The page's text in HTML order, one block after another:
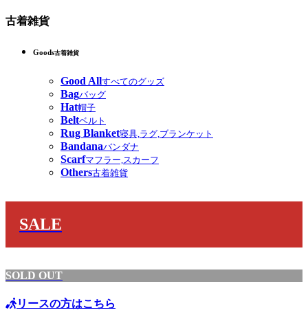
古着雑貨
Goods古着雑貨
Good Allすべてのグッズ
Bagバッグ
Hat帽子
Beltベルト
Rug Blanket寝具,ラグ,ブランケット
Bandanaバンダナ
Scarfマフラー,スカーフ
Others古着雑貨
SALE
SOLD OUT
リースの方はこちら